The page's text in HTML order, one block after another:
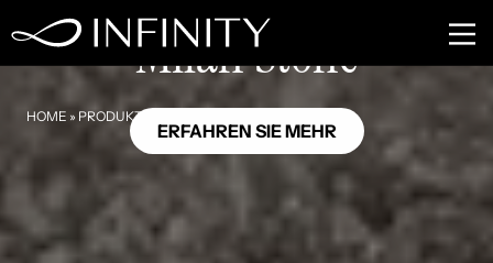
HOME » PRODUKTE
SE03
Milan Stone
ERFAHREN SIE MEHR